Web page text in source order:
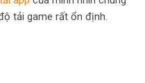
tải game rất ổn định.